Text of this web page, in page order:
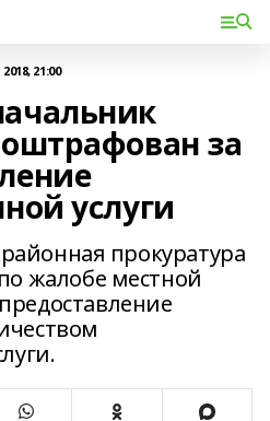
21:00
за
услуги
прокуратура
жалобе местной